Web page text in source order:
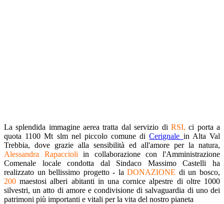
La splendida immagine aerea tratta dal servizio di RSI, ci porta a
quota 1100 Mt slm nel piccolo comune diCerignale in Alta Val
Trebbia, dove grazie alla sensibilità ed all'amore per la natura,
Alessandra Rapaccioli in collaborazione con l'Amministrazione
Comenale locale condotta dal Sindaco Massimo Castelli ha
realizzato un bellissimo progetto - laDONAZIONE di un bosco,
200 maestosi alberi abitanti in una cornice alpestre di oltre 1000
silvestri, un atto di amore e condivisione di salvaguardia di uno dei
patrimoni più importanti e vitali per la vita del nostro pianeta